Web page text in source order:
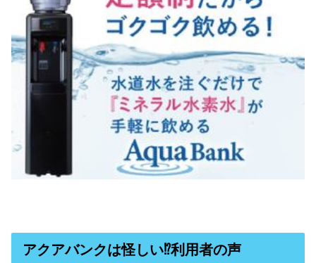
アクアバンクは怪しい⁉利用者の声